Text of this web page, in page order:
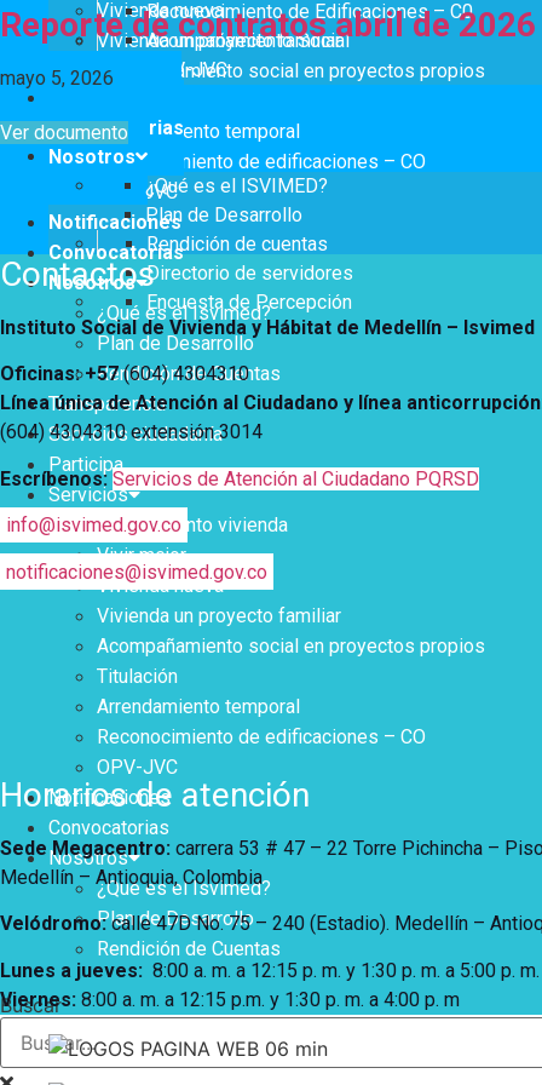
Vivienda
Vivienda Nueva
Vivienda un proyecto
Titulación
Arrendamiento temporal
Reconocimiento de
Edificaciones – C0
Acompañamiento Social
OPV-JVC
Notificaciones
¿Qué es el ISVIMED?
Plan de Desarrollo
Rendición de cuentas
Directorio de servidores
Encuesta de Percepción
Opciones de accesibilidad
A+ A A-
Tamaño de la
fuente
Contraste
Centro de relevo
Más Información sobre Accesibilidad
Vivienda nueva
Vivienda un proyecto familiar
Acompañamiento social en proyectos propios
Arrendamiento temporal
Reconocimiento de edificaciones – CO
OPV-JVC
Notificaciones
Convocatorias
Nosotros
¿Qué es el Isvimed?
Plan de Desarrollo
Rendición de Cuentas
Transparencia
Servicios ciudadanía
Participa
Servicios
Mejoramiento vivienda
Vivir mejor
Vivienda nueva
Vivienda un proyecto familiar
Acompañamiento social en proyectos propios
Titulación
Arrendamiento temporal
Reconocimiento de edificaciones – CO
OPV-JVC
Notificaciones
Convocatorias
Nosotros
¿Qué es el Isvimed?
Plan de Desarrollo
Rendición de Cuentas
Buscar
Reconocimiento de Edificaciones – C0
Acompañamiento Social
OPV-JVC
Convocatorias
Nosotros
¿Qué es el ISVIMED?
Plan de Desarrollo
Rendición de cuentas
Directorio de servidores
Encuesta de Percepción
Reporte de contratos abril de 2026
mayo 5, 2026
Ver documento
Contactos
Instituto Social de Vivienda y Hábitat de Medellín – Isvimed
Oficinas: +57(604) 4304310
Línea única de Atención al Ciudadano y línea anticorrupción
(604) 4304310 extensión3014
Escríbenos:Servicios de Atención al Ciudadano PQRSD
info@isvimed.gov.co
notificaciones@isvimed.gov.co
Horarios de atención
Sede Megacentro: carrera 53 # 47 – 22 Torre Pichincha –
Medellín – Antioquia, Colombia
Velódromo:calle 47D No. 75 – 240 (Estadio). Medellín –
Lunes a jueves: 8:00 a. m. a 12:15 p. m. y 1:30 p. m. a 5:00 p. m.
Viernes: 8:00 a. m. a 12:15 p.m. y 1:30 p. m. a 4:00 p. m